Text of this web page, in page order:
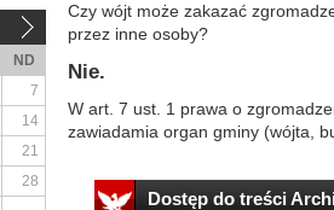
Czy wójt może zakazać
przez inne osoby?
Nie.
W art. 7 ust. 1 prawa o
zawiadamia organ gminy (wójta,
Dostęp do treści
ND
7
14
21
28